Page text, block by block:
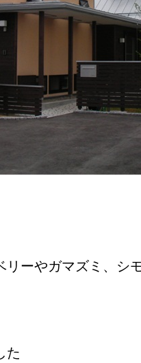
リーやガマズミ、シ
た